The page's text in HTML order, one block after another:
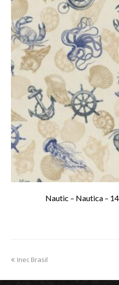
Nautic – Nautica –
previous
Inec Brasil